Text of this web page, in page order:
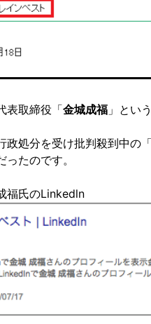
表取締役「金城成福 」とい
政処分を受け批判殺到中の「
ったのです。
福氏のLinkedln